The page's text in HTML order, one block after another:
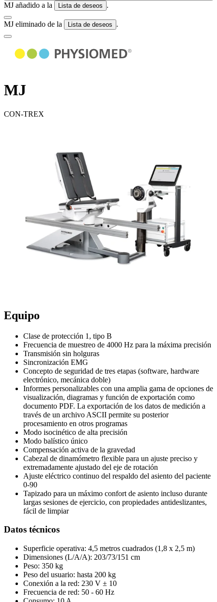
MJ añadido a la Lista de deseos .
MJ eliminado de la Lista de deseos .
MJ
CON-TREX
Equipo
Clase de protección 1, tipo B
Frecuencia de muestreo de 4000 Hz para la máxima precisión
Transmisión sin holguras
Sincronización EMG
Concepto de seguridad de tres etapas (software, hardware
electrónico, mecánica doble)
Informes personalizables con una amplia gama de opciones de
visualización, diagramas y función de exportación como
documento PDF. La exportación de los datos de medición a
través de un archivo ASCII permite su posterior
procesamiento en otros programas
Modo isocinético de alta precisión
Modo balístico único
Compensación activa de la gravedad
Cabezal de dinamómetro flexible para un ajuste preciso y
extremadamente ajustado del eje de rotación
Ajuste eléctrico continuo del respaldo del asiento del paciente
0-90
Tapizado para un máximo confort de asiento incluso durante
largas sesiones de ejercicio, con propiedades antideslizantes,
fácil de limpiar
Datos técnicos
Superficie operativa: 4,5 metros cuadrados (1,8 x 2,5 m)
Dimensiones (L/A/A): 203/73/151 cm
Peso: 350 kg
Peso del usuario: hasta 200 kg
Conexión a la red: 230 V ± 10
Frecuencia de red: 50 - 60 Hz